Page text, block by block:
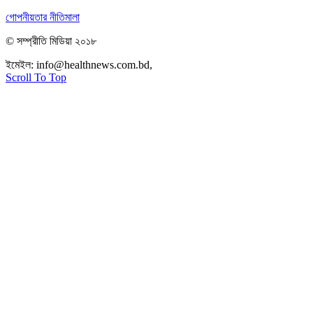
গোপনীয়তার নীতিমালা
© সম্প্রীতি মিডিয়া ২০১৮
ইমেইল: info@healthnews.com.bd,
Scroll To Top